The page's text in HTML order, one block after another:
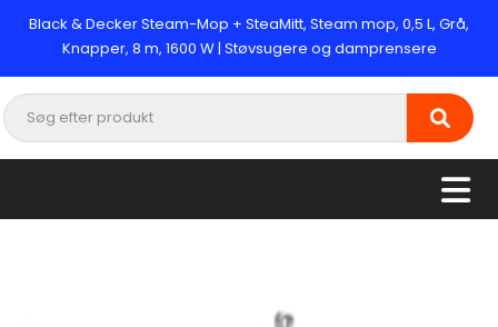
Black & Decker Steam-Mop + SteaMitt, Steam mop, 0,5 L, Grå,
Knapper, 8 m, 1600 W | Støvsugere og damprensere